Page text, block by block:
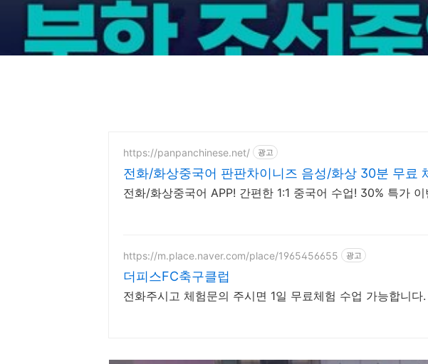
https://panpanchinese.net/ 광고
전화/화상중국어 판판차이니즈 음성/화상 30분 무료
전화/화상중국어 APP! 간편한 1:1 중국어 수업! 30% 특가 이
https://m.place.naver.com/place/1965456655 광고
더피스FC축구클럽
전화주시고 체험문의 주시면 1일 무료체험 수업 가능합니다.